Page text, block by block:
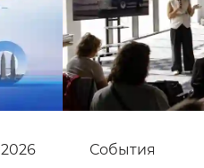
2026 События